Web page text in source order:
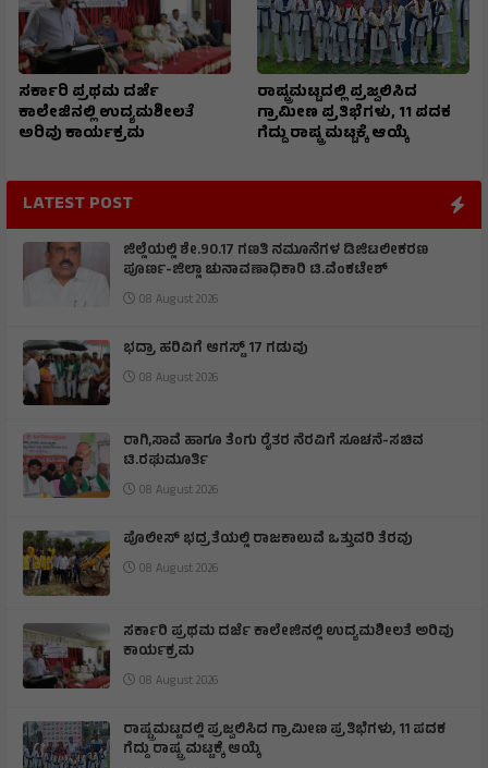
ಸರ್ಕಾರಿ ಪ್ರಥಮ ದರ್ಜೆ
ಕಾಲೇಜಿನಲ್ಲಿ ಉದ್ಯಮಶೀಲತೆ
ಅರಿವು ಕಾರ್ಯಕ್ರಮ
ರಾಷ್ಟ್ರಮಟ್ಟದಲ್ಲಿ ಪ್ರಜ್ವಲಿಸಿದ
ಗ್ರಾಮೀಣ ಪ್ರತಿಭೆಗಳು, 11 ಪದಕ
ಗೆದ್ದು ರಾಷ್ಟ್ರ ಮಟ್ಟಕ್ಕೆ ಆಯ್ಕೆ
LATEST POST
ಜಿಲ್ಲೆಯಲ್ಲಿ ಶೇ.90.17 ಗಣತಿ ನಮೂನೆಗಳ ಡಿಜಿಟಲೀಕರಣ
ಪೂರ್ಣ-ಜಿಲ್ಲಾ ಚುನಾವಣಾಧಿಕಾರಿ ಟಿ.ವೆಂಕಟೇಶ್
08 August 2026
ಭದ್ರಾ ಹರಿವಿಗೆ ಆಗಸ್ಟ್ 17 ಗಡುವು
08 August 2026
ರಾಗಿ,ಸಾವೆ ಹಾಗೂ ತೆಂಗು ರೈತರ ನೆರವಿಗೆ ಸೂಚನೆ-ಸಚಿವ
ಟಿ.ರಘುಮೂರ್ತಿ
08 August 2026
ಪೊಲೀಸ್ ಭದ್ರತೆಯಲ್ಲಿ ರಾಜಕಾಲುವೆ ಒತ್ತುವರಿ ತೆರವು
08 August 2026
ಸರ್ಕಾರಿ ಪ್ರಥಮ ದರ್ಜೆ ಕಾಲೇಜಿನಲ್ಲಿ ಉದ್ಯಮಶೀಲತೆ ಅರಿವು
ಕಾರ್ಯಕ್ರಮ
08 August 2026
ರಾಷ್ಟ್ರಮಟ್ಟದಲ್ಲಿ ಪ್ರಜ್ವಲಿಸಿದ ಗ್ರಾಮೀಣ ಪ್ರತಿಭೆಗಳು, 11 ಪದಕ
ಗೆದ್ದು ರಾಷ್ಟ್ರ ಮಟ್ಟಕ್ಕೆ ಆಯ್ಕೆ